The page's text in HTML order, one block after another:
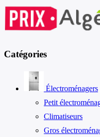
Catégories
Électroménagers
Petit
Climatiseurs
Gros